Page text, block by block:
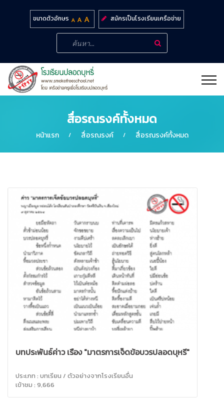
ขนาดตัวอักษร สมัครเป็นโรงเรียนเครือข่าย
สื่อรณรงค์ทั้งหมด
หน้าแรก สื่อรณรงค์ สื่อรณรงค์ทั้งหมด
บทประพันธ์ค่าว เรื่อง "มาตรการเจ็ดข้อบวรปลอดบุหรี่"
ประเภท : บทเรียน / ตัวอย่างจากโรงเรียนอื่น
เข้าชม : 9,666